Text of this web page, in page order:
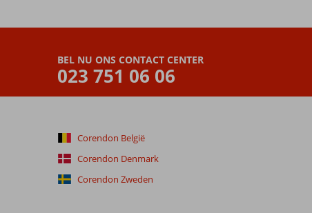
BEL NU ONS CONTACT CENTER
023 751 06 06
Corendon België
Corendon Denmark
Corendon Zweden